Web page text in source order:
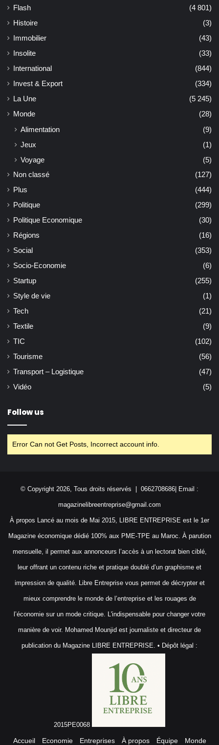
Flash
(4 801)
Histoire
(3)
Immobilier
(43)
Insolite
(33)
International
(844)
Invest & Export
(334)
La Une
(5 245)
Monde
(28)
Alimentation
(9)
Jeux
(1)
Voyage
(5)
Non classé
(127)
Plus
(444)
Politique
(299)
Politique Economique
(30)
Régions
(16)
Social
(353)
Socio-Economie
(6)
Startup
(255)
Style de vie
(1)
Tech
(21)
Textile
(9)
TIC
(102)
Tourisme
(56)
Transport – Logistique
(47)
Vidéo
(5)
Follow us
Error Can not Get Posts, Incorrect account info.
© Copyright 2026, Tous droits réservés | 0662708686| Email :
magazinelibreentreprise@gmail.com
À propos Lancé au mois de Mai 2015, LIBRE ENTREPRISE est le 1er
Magazine économique dédié 100% aux PME-TPE au Maroc. À parution
mensuelle, il permet aux annonceurs l’accès à un lectorat bien ciblé,
leur offrant un contenu riche et pratique doublé d’un graphisme et
impression de qualité. Libre Entreprise vous permet de décrypter et
mieux comprendre le monde de l’entreprise et les rouages de
l’économie sur un mode critique. L'indispensable pour changer votre
manière de voir. Mohamed Mounjid est journaliste et directeur de
publication du Magazine LIBRE ENTREPRISE. • Dépôt légal :
2015PE0068
Accueil Economie Entreprises À propos Équipe Monde